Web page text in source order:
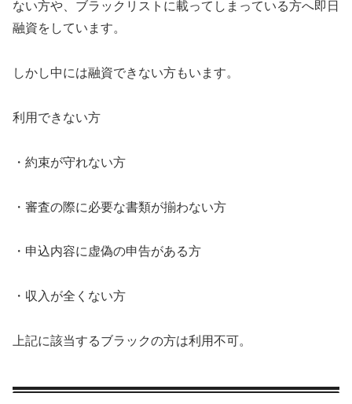
ない方や、ブラックリストに載ってしまっている方へ即日
融資をしています。
しかし中には融資できない方もいます。
利用できない方
・約束が守れない方
・審査の際に必要な書類が揃わない方
・申込内容に虚偽の申告がある方
・収入が全くない方
上記に該当するブラックの方は利用不可。